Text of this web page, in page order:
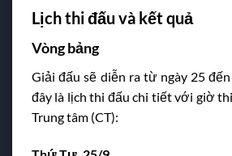
Lịch thi đấu và kết quả
Vòng bảng
Giải đấu sẽ diễn ra từ ngày 25
đây là lịch thi đấu chi tiết với giờ
Trung tâm (CT):